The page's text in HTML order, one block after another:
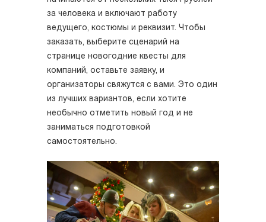
за человека и включают работу
ведущего, костюмы и реквизит. Чтобы
заказать, выберите сценарий на
странице новогодние квесты для
компаний, оставьте заявку, и
организаторы свяжутся с вами. Это один
из лучших вариантов, если хотите
необычно отметить новый год и не
заниматься подготовкой
самостоятельно.